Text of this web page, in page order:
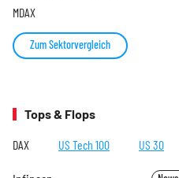
MDAX
Zum Sektorvergleich
Tops & Flops
DAX US Tech 100 US 30